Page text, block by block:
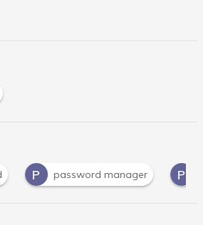
P password manager P